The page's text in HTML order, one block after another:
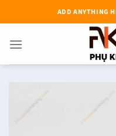
đến
dung
ADD ANYTHING